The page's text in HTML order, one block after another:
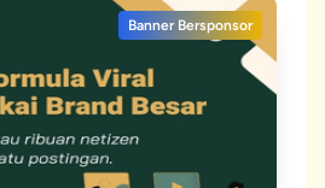
Banner Bersponsor